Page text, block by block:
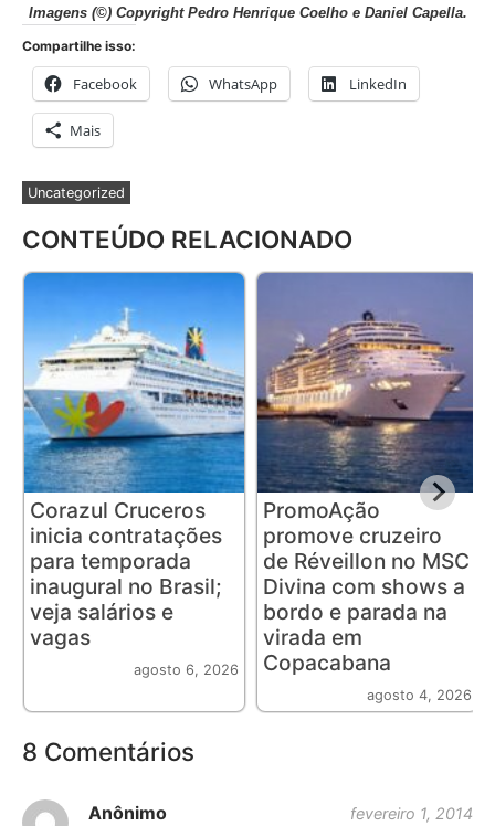
Imagens (©) Copyright Pedro Henrique Coelho e Daniel Capella.
Compartilhe isso:
Facebook WhatsApp LinkedIn
Mais
Uncategorized
CONTEÚDO RELACIONADO
Corazul Cruceros
inicia contratações
para temporada
inaugural no Brasil;
veja salários e
vagas
agosto 6, 2026
PromoAção
promove cruzeiro
de Réveillon no MSC
Divina com shows a
bordo e parada na
virada em
Copacabana
agosto 4, 2026
8 Comentários
Anônimo
fevereiro 1, 2014